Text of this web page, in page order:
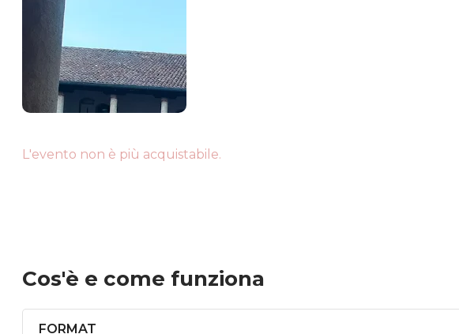
L'evento non è più acquistabile.
Cos'è e come funziona
FORMAT